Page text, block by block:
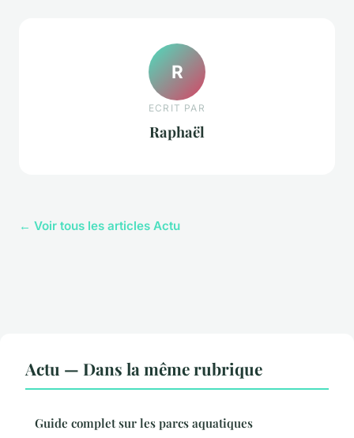
R
ECRIT PAR
Raphaël
← Voir tous les articles Actu
Actu — Dans la même rubrique
Guide complet sur les parcs aquatiques